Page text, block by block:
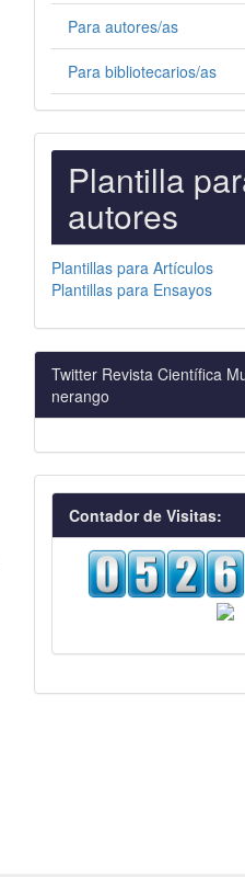
Para autores/as
Para bibliotecarios/as
PLANTILLAS
PARA
AUTORES
Plantilla
autores
Plantillas para Artículos
Plantillas para Ensayos
Twitter Revista Científica
nerango
visitas
Contador de Visitas: